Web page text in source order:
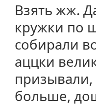
Взять жж.
кружки по
собирали
аццки
больше,